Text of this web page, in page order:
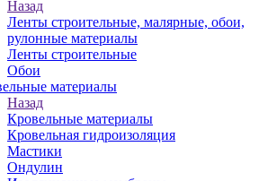
Назад
Ленты строительные, малярные, обои,
рулонные материалы
Ленты строительные
Обои
материалы
Назад
Кровельные материалы
Кровельная гидроизоляция
Мастики
Ондулин